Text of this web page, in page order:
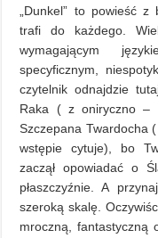
„Dunkel” to powieść z
trafi do każdego.
wymagającym
specyficznym,
czytelnik odnajdzie
Raka ( z oniryczno –
Szczepana Twardocha
wstępie cytuje), bo
zaczął opowiadać o
płaszczyźnie. A
szeroką skalę.
mroczną, fantastyczną